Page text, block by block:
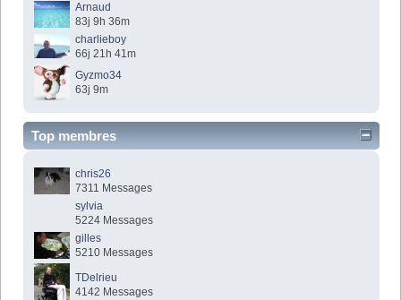
Arnaud
83j 9h 36m
charlieboy
66j 21h 41m
Gyzmo34
63j 9m
Top membres
chris26
7311 Messages
sylvia
5224 Messages
gilles
5210 Messages
TDelrieu
4142 Messages